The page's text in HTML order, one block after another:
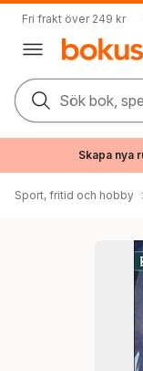
Fri frakt över 249 kr
Sök bok,
Skapa nya
Sport, fritid och hobby